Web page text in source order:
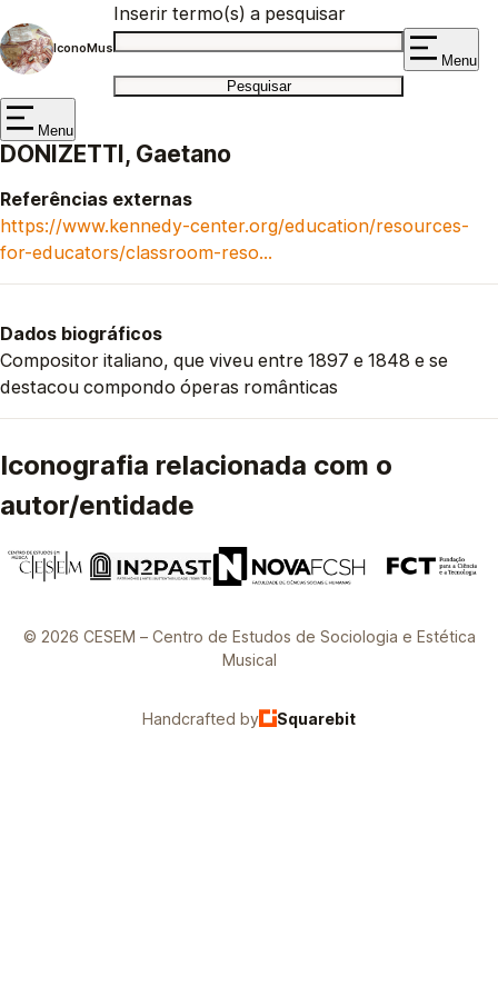
IconoMus
Inserir termo(s) a pesquisar
Menu
Menu
DONIZETTI, Gaetano
Referências externas
https://www.kennedy-center.org/education/resources-
for-educators/classroom-reso…
Dados biográficos
Compositor italiano, que viveu entre 1897 e 1848 e se
destacou compondo óperas românticas
Iconografia relacionada com o
autor/entidade
© 2026 CESEM – Centro de Estudos de Sociologia e Estética
Musical
Handcrafted by Squarebit